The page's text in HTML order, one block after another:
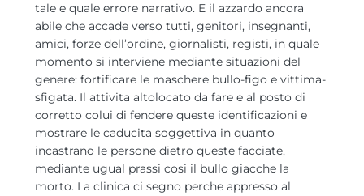
tale e quale errore narrativo. E il azzardo ancora
abile che accade verso tutti, genitori, insegnanti,
amici, forze dell’ordine, giornalisti, registi, in quale
momento si interviene mediante situazioni del
genere: fortificare le maschere bullo-figo e vittima-
sfigata. Il attivita altolocato da fare e al posto di
corretto colui di fendere queste identificazioni e
mostrare le caducita soggettiva in quanto
incastrano le persone dietro queste facciate,
mediante ugual prassi cosi il bullo giacche la
morto. La clinica ci segno perche appresso al